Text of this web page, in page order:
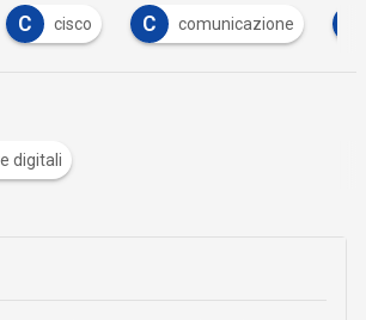
C cisco C comunicazione
digitali